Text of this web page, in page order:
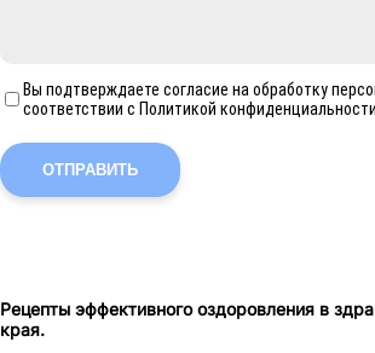
Вы подтверждаете согласие на обработку
соответствии с Политикой конфиденциальности
ОТПРАВИТЬ
Рецепты эффективного оздоровления в
края.